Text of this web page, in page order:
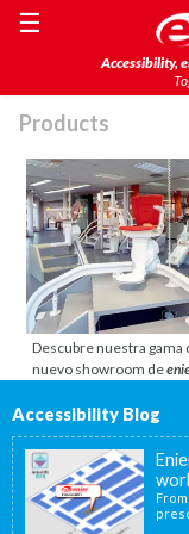
Accessibility,
☰
Products
Descubre nuestra gama
nuevo showroom de
Accessibility Blog